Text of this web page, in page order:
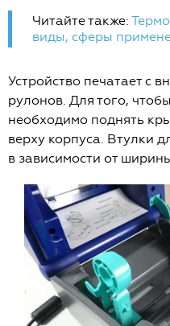
Читайте также:
виды, сферы
Устройство печатает с
рулонов. Для того,
необходимо поднять
верху корпуса. Втулки
в зависимости от